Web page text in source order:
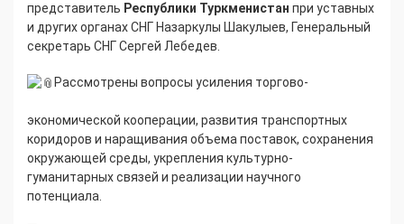
представитель Республики Туркменистан при уставных
и других органах СНГ Назаркулы Шакулыев, Генеральный
секретарь СНГ Сергей Лебедев.
Рассмотрены вопросы усиления торгово-
экономической кооперации, развития транспортных
коридоров и наращивания объема поставок, сохранения
окружающей среды, укрепления культурно-
гуманитарных связей и реализации научного
потенциала.